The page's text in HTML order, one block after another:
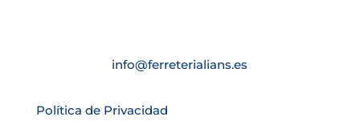
info@ferreterialians.es
Política de Privacidad